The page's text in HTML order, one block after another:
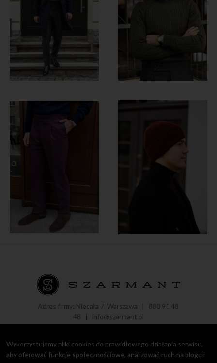
Adres firmy: Niecała 7, Warszawa | 880 91 48
48 | info@szarmant.pl
Wykorzystujemy pliki cookies do prawidłowego działania serwisu,
aby oferować funkcje społecznościowe, analizować ruch na blogu i